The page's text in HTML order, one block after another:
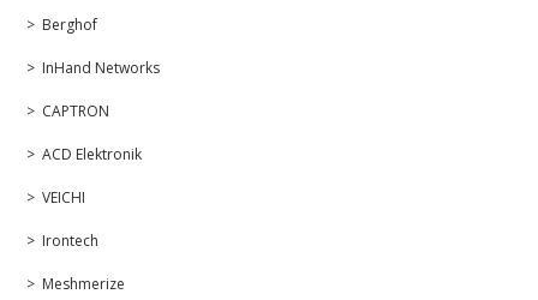
Berghof
InHand Networks
CAPTRON
ACD Elektronik
VEICHI
Irontech
Meshmerize